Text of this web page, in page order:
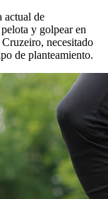
actual de
y golpear en
necesitado
de planteamiento.